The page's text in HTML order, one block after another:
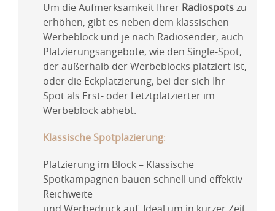
Um die Aufmerksamkeit Ihrer Radiospotszu
erhöhen, gibt es neben dem klassischen
Werbeblock und je nach Radiosender, auch
Platzierungsangebote, wie den Single-Spot,
der außerhalb der Werbeblocks platziert ist,
oder die Eckplatzierung, bei der sich Ihr
Spot als Erst- oder Letztplatzierter im
Werbeblock abhebt.
Klassische Spotplazierung:
Platzierung im Block – Klassische
Spotkampagnen bauen schnell und effektiv
Reichweite